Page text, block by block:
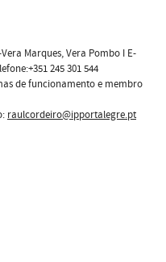
Marques, Vera Pombo I E-
245 301 544
de funcionamento e membro
raulcordeiro@ipportalegre.pt